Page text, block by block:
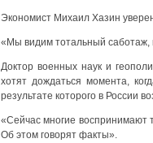
Экономист Михаил Хазин
«Мы видим тотальный саботаж,
Доктор военных наук и
хотят дождаться момента,
результате которого в России
«Сейчас многие воспринимают
Об этом говорят факты».